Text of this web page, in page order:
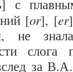
] с
[or], [er
не
слога
за